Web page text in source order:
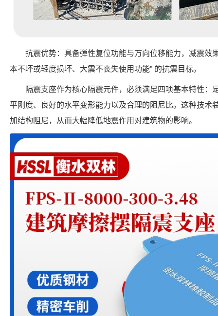
抗震优势：具备弹性复位功能与万向位移能力，减震效
本不坏或轻度损坏、大震不丧失使用功能” 的抗震目标。
隔震支座作为核心隔震元件，必须满足四项基本特性：
平刚度、良好的水平变形能力以及合理的阻尼比。这种技术
加结构阻尼，从而大幅降低地震作用对建筑物的影响。